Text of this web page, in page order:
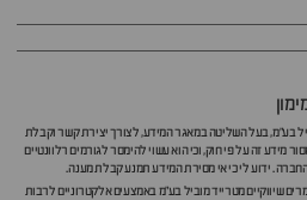
בע"מ, בעל השליטה במאגר המידע, לצורך יצירת קשר וקבלת
מידע זה על פי חוק, וכי הוא עשוי להימסר לגורמים רלוונטיים
ידוע לי כי אי מסירת המידע תמנע קבלת מענה.
שיווקיים מטרייד מוביל בע"מ באמצעים אלקטרוניים לרבות